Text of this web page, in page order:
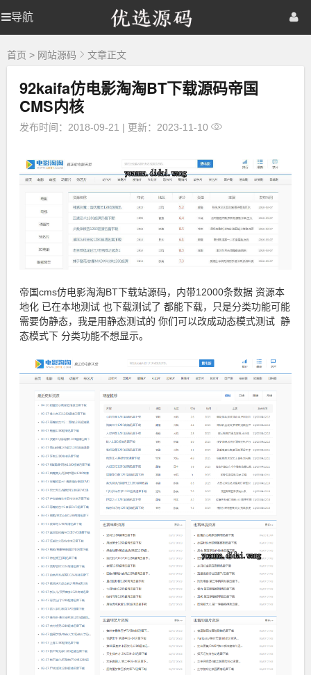
导航
优
选
码
优
选
首页 网站源码
棋牌源码
首页 > 网站源码 文章正文
92kaifa仿电影淘淘BT下载源码帝国
CMS内核
发布时间：2018-09-21 | 更新：2023-11-10
帝国cms仿电影淘淘BT下载站源码，内带12000条数据 资源本
地化 已在本地测试 也下载测试了 都能下载，只是分类功能可能
需要伪静态，我是用静态测试的 你们可以改成动态模式测试 静
态模式下 分类功能不想显示。